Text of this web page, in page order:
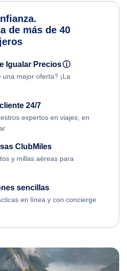
de más de 40
Igualar Preciosⓘ
una mejor oferta? ¡La
24/7
expertos en viajes, en
ClubMiles
y millas aéreas para
sencillas
en línea y con concierge